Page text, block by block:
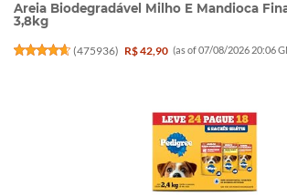
Areia Biodegradável Milho E Mandioca
3,8kg
(475936) R$ 42,90 (as of 07/08/2026 20:06